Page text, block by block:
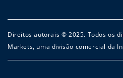
Direitos autorais © 2025. Todos os
Markets, uma divisão comercial da